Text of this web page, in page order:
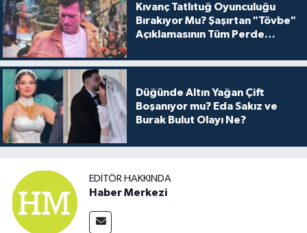
Kıvanç Tatlıtuğ Oyunculuğu
Bırakıyor Mu? Şaşırtan "Tövbe"
Açıklamasının Tüm Perde
Düğünde Altın Yağan Çift
Boşanıyor mu? Eda Sakız ve
Burak Bulut Olayı Ne?
EDITÖR HAKKINDA
Haber Merkezi